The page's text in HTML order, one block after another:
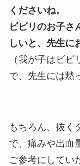
くださいね。
ビビリのお子さ
しいと、先生に
（我が子はビ
で、先生には黙
もちろん、抜く
で、痛みや出血
ご参考にしてい